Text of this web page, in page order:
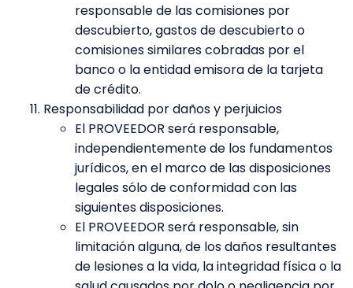
responsable de las comisiones por
descubierto, gastos de descubierto o
comisiones similares cobradas por el
banco o la entidad emisora de la tarjeta
de crédito.
Responsabilidad por daños y perjuicios
El PROVEEDOR será responsable,
independientemente de los fundamentos
jurídicos, en el marco de las disposiciones
legales sólo de conformidad con las
siguientes disposiciones.
El PROVEEDOR será responsable, sin
limitación alguna, de los daños resultantes
de lesiones a la vida, la integridad física o la